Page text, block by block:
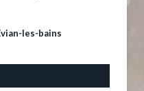
les-bains